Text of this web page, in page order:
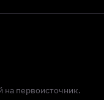
на первоисточник.